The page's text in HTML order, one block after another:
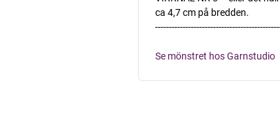
ca 4,7 cm på bredden.
Se mönstret hos Garnstudio